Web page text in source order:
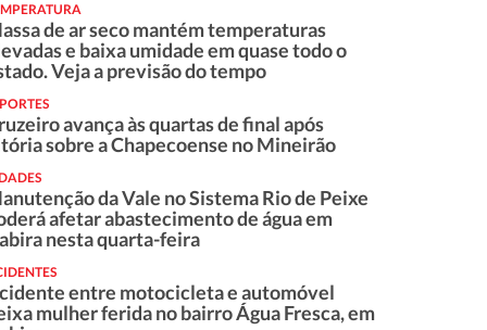
de ar seco mantém temperaturas
e baixa umidade em quase todo o
Veja a previsão do tempo
avança às quartas de final após
sobre a Chapecoense no Mineirão
da Vale no Sistema Rio de Peixe
afetar abastecimento de água em
nesta quarta-feira
entre motocicleta e automóvel
mulher ferida no bairro Água Fresca, em